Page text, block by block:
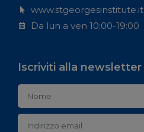
www.stgeorgesinstitute.it
Da lun a ven 10:00-19:00
Iscriviti alla newsletter